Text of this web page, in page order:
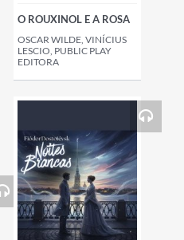
O ROUXINOL E A ROSA
OSCAR WILDE, VINÍCIUS
LESCIO, PUBLIC PLAY
EDITORA